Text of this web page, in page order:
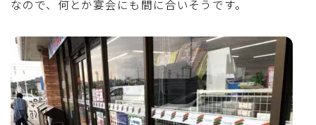
なので、何とか宴会にも間に合いそうです。